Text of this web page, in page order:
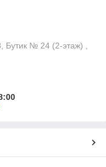
Бутик № 24 (2-этаж) ,